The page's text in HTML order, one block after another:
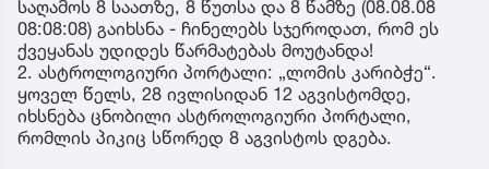
საღამოს 8 საათზე, 8 წუთსა და 8 წამზე (08.08.08
08:08:08) გაიხსნა - ჩინელებს სჯეროდათ, რომ ეს
ქვეყანას უდიდეს წარმატებას მოუტანდა!
2. ასტროლოგიური პორტალი: „ლომის კარიბჭე“.
ყოველ წელს, 28 ივლისიდან 12 აგვისტომდე,
იხსნება ცნობილი ასტროლოგიური პორტალი,
რომლის პიკიც სწორედ 8 აგვისტოს დგება.